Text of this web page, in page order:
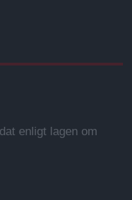
enligt lagen om